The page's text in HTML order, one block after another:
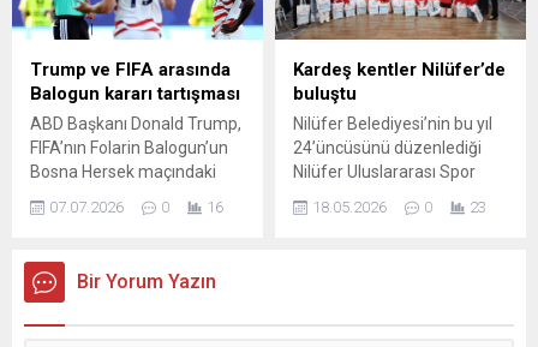
sektörün enflasyon
algısında belirgin bir iyileşme
gözlendiğini belirtti. Şimşek,
hane halkının 12 ay sonraki
yıllık enflasyon beklentisinin
son üç ayda toplam 6,6
puan, reel...
girdi. Atlı Polis Grup
Amirliği’ne bağlı 22 atlı polis,
başkentin çeşitli
noktalarında devriye
gerçekleştiriyor; atlar,
kalabalık...
Trump ve FIFA arasında
Balogun kararı tartışması
ABD Başkanı Donald Trump,
FIFA’nın Folarin Balogun’un
Bosna Hersek maçındaki
kırmızı kart cezasını
erteleme kararının ardından
pozisyonun kasıtlı bir faul
olmadığını savunup FIFA
07.07.2026 0 16
Kardeş kentler Nilüfer’de
buluştu
Nilüfer Belediyesi’nin bu yıl
24’üncüsünü düzenlediği
Nilüfer Uluslararası Spor
Şenlikleri kapsamındaki
Kardeş Kentler Turnuvası
18.05.2026 0 23
Bir Yorum Yazın